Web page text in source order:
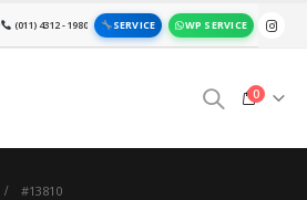
(011) 4312 - 1980 SERVICE WP SERVICE
0
#13810